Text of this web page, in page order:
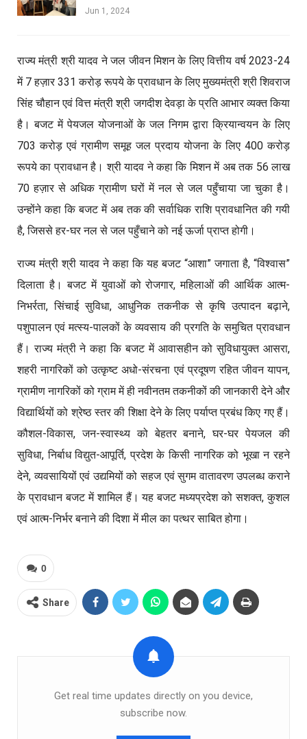
Jun 1, 2024
राज्य मंत्री श्री यादव ने जल जीवन मिशन के लिए वित्तीय वर्ष 2023-24
में 7 हज़ार 331 करोड़ रूपये के प्रावधान के लिए मुख्यमंत्री श्री शिवराज
सिंह चौहान एवं वित्त मंत्री श्री जगदीश देवड़ा के प्रति आभार व्यक्त किया
है। बजट में पेयजल योजनाओं के जल निगम द्वारा क्रियान्वयन के लिए
703 करोड़ एवं ग्रामीण समूह जल प्रदाय योजना के लिए 400 करोड़
रूपये का प्रावधान है। श्री यादव ने कहा कि मिशन में अब तक 56 लाख
70 हज़ार से अधिक ग्रामीण घरों में नल से जल पहुँचाया जा चुका है।
उन्होंने कहा कि बजट में अब तक की सर्वाधिक राशि प्रावधानित की गयी
है, जिससे हर-घर नल से जल पहुँचाने को नई ऊर्जा प्राप्त होगी।
राज्य मंत्री श्री यादव ने कहा कि यह बजट “आशा” जगाता है, “विश्वास”
दिलाता है। बजट में युवाओं को रोजगार, महिलाओं की आर्थिक आत्म-
निभर्रता, सिंचाई सुविधा, आधुनिक तकनीक से कृषि उत्पादन बढ़ाने,
पशुपालन एवं मत्स्य-पालकों के व्यवसाय की प्रगति के समुचित प्रावधान
हैं। राज्य मंत्री ने कहा कि बजट में आवासहीन को सुविधायुक्त आसरा,
शहरी नागरिकों को उत्कृष्ट अधो-संरचना एवं प्रदूषण रहित जीवन यापन,
ग्रामीण नागरिकों को ग्राम में ही नवीनतम तकनीकों की जानकारी देने और
विद्यार्थियों को श्रेष्ठ स्तर की शिक्षा देने के लिए पर्याप्त प्रबंध किए गए हैं।
कौशल-विकास, जन-स्वास्थ्य को बेहतर बनाने, घर-घर पेयजल की
सुविधा, निर्बाध विद्युत-आपूर्ति, प्रदेश के किसी नागरिक को भूखा न रहने
देने, व्यवसायियों एवं उद्यमियों को सहज एवं सुगम वातावरण उपलब्ध कराने
के प्रावधान बजट में शामिल हैं। यह बजट मध्यप्रदेश को सशक्त, कुशल
एवं आत्म-निर्भर बनाने की दिशा में मील का पत्थर साबित होगा।
0
Share
Get real time updates directly on you device,
subscribe now.